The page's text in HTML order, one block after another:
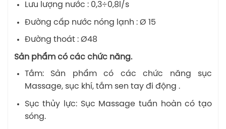
Lưu lượng nước : 0,3÷0,8l/s
Đường cấp nước nóng lạnh : Ø 15
Đường thoát : Ø48
Sản phẩm có các chức năng.
Tắm: Sản phẩm có các chức năng sục
Massage, sục khí, tắm sen tay đi động .
Sục thủy lực: Sục Massage tuần hoàn có tạo
sóng.